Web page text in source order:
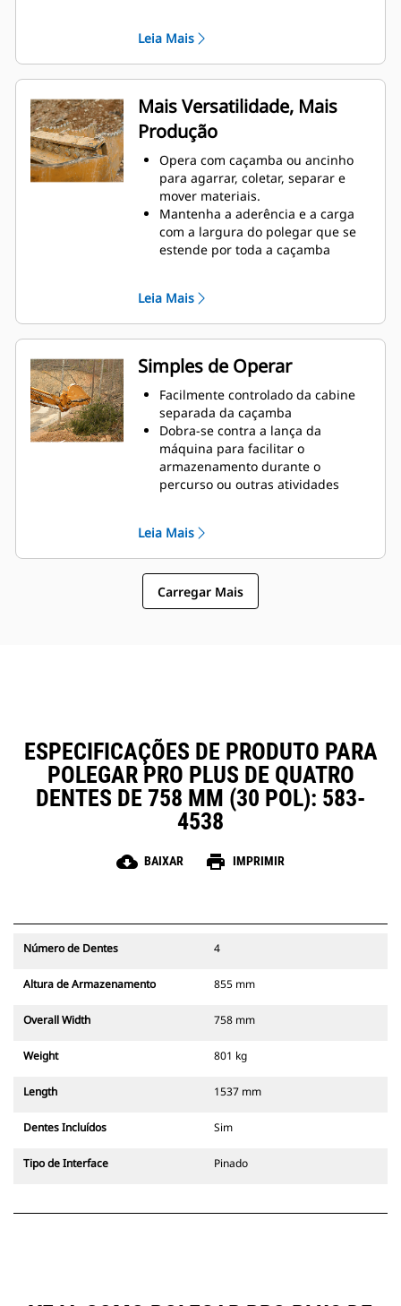
Conclua tarefas abaixo do nível,
verticais ou em áreas confinadas
com facilidade. Construir altos
muros de pedra e carregar
caminhões com laterais altas são
exemplos de quando o controle de
carga em altura é crítico.
Aumente a produtividade da
máquina desde a escavação até a
movimentação de materiais
Leia Mais
Mais Versatilidade, Mais
Produção
Opera com caçamba ou ancinho
para agarrar, coletar, separar e
mover materiais.
Mantenha a aderência e a carga
com a largura do polegar que se
estende por toda a caçamba
curvatura exclusiva do polegar e
as serrilhas nos dentes
Obtenha o melhor polegar para
suas tarefas. Com quatro
configurações de dentes, selecione
a melhor opção para agarrar
totalmente ou para posicionar a
lança durante o transporte.
Gerenciar várias acessórios de
uma frota é mais fácil com um
sistema acoplador. Os modelos de
de Engate Rápido Cat, permitindo
que máquinas de tamanhos
semelhantes compartilhem
polegares e outros acessórios.
Leia Mais
Simples de Operar
Facilmente controlado da cabine
separada da caçamba
Dobra-se contra a lança da
máquina para facilitar o
armazenamento durante o
percurso ou outras atividades
polegares uma opção de
propriedade e operação mais
simples e acessível do que as
garras
Leia Mais
Carregar Mais
ESPECIFICAÇÕES DE PRODUTO PARA
POLEGAR PRO PLUS DE QUATRO
DENTES DE 758 MM (30 POL): 583-
4538
cloud_download BAIXAR print IMPRIMIR
Número de Dentes 4
Altura de Armazenamento 855 mm
Overall Width 758 mm
Weight 801 kg
Length 1537 mm
Dentes Incluídos Sim
Tipo de Interface Pinado